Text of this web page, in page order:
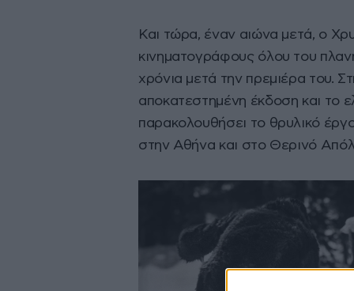
Και τώρα, έναν αιώνα μετά, ο
κινηματογράφους όλου του
χρόνια μετά την πρεμιέρα του.
αποκατεστημένη έκδοση και το
παρακολουθήσει το θρυλικό
στην Αθήνα και στο Θερινό